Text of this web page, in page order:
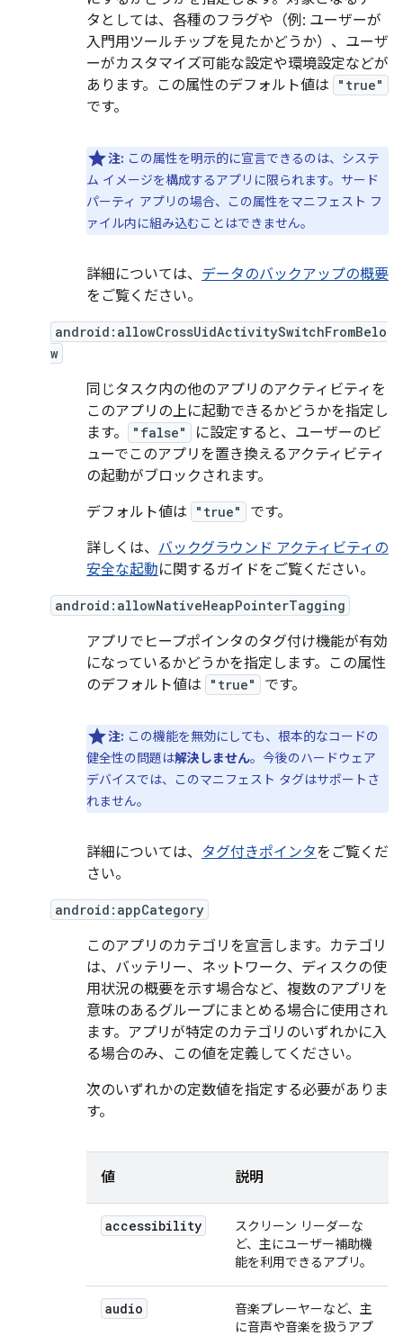
タとしては、各種のフラグや（例: ユーザーが
入門用ツールチップを見たかどうか）、ユーザ
ーがカスタマイズ可能な設定や環境設定などが
あります。この属性のデフォルト値は
"true"
です。
注: この属性を明示的に宣言できるのは、システ
ム イメージを構成するアプリに限られます。サード
パーティ アプリの場合、この属性をマニフェスト フ
ァイル内に組み込むことはできません。
詳細については、 データのバックアップの概要
をご覧ください。
android:allowCrossUidActivitySwitchFromBelo
w
同じタスク内の他のアプリのアクティビティを
このアプリの上に起動できるかどうかを指定し
ます。
"false"
に設定すると、ユーザーのビ
ューでこのアプリを置き換えるアクティビティ
の起動がブロックされます。
デフォルト値は
"true"
です。
詳しくは、 バックグラウンド アクティビティの
安全な起動に関するガイドをご覧ください。
android:allowNativeHeapPointerTagging
アプリでヒープポインタのタグ付け機能が有効
になっているかどうかを指定します。この属性
のデフォルト値は
"true" です。
注: この機能を無効にしても、根本的なコードの
健全性の問題は解決しません。今後のハードウェア
デバイスでは、このマニフェスト タグはサポートさ
れません。
詳細については、 タグ付きポインタをご覧くだ
さい。
android:appCategory
このアプリのカテゴリを宣言します。カテゴリ
は、バッテリー、ネットワーク、ディスクの使
用状況の概要を示す場合など、複数のアプリを
意味のあるグループにまとめる場合に使用され
ます。アプリが特定のカテゴリのいずれかに入
る場合のみ、この値を定義してください。
次のいずれかの定数値を指定する必要がありま
す。
値 説明
accessibility
スクリーン リーダーな
ど、主にユーザー補助機
能を利用できるアプリ。
audio
音楽プレーヤーなど、主
に音声や音楽を扱うアプ